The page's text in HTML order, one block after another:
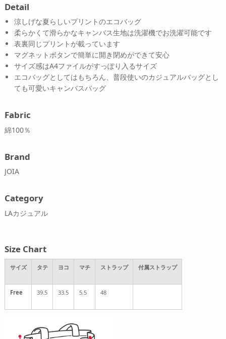
Detail
涼しげな夏らしいプリントのエコバッグ
柔らかくて滑らかなキャンバス生地は洗濯機でお洗濯可能です
表裏同じプリントが載っています
マグネットボタンで簡単に開き閉めができて安心
サイズ感はA4ファイルがすっぽり入るサイズ
エコバッグとしてはもちろん、普段使いのカジュアルバッグとし
ても可愛いキャンバスバッグ
Fabric
綿100％
Brand
JOIA
Category
LAカジュアル
Size Chart
サイズ タテ ヨコ マチ ストラップ 付属ストラップ
Free 39.5 33.5 5.5 48